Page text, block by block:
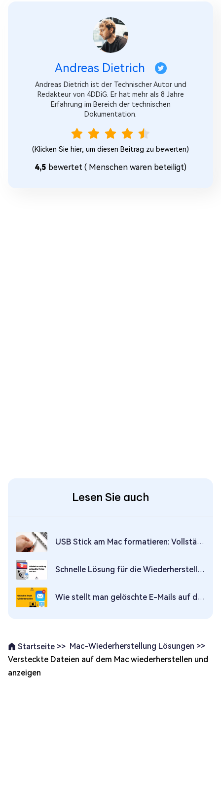
Andreas Dietrich
Andreas Dietrich ist der Technischer Autor und
Redakteur von 4DDiG. Er hat mehr als 8 Jahre
Erfahrung im Bereich der technischen
Dokumentation.
(Klicken Sie hier, um diesen Beitrag zu bewerten)
4,5 bewertet ( Menschen waren beteiligt)
Lesen Sie auch
USB Stick am Mac formatieren: Vollständige Anleitung 2026
Schnelle Lösung für die Wiederherstellung gelöschter Fotos auf Mac
Wie stellt man gelöschte E-Mails auf dem Mac wieder her? (2026)
Startseite >> Mac-Wiederherstellung Lösungen >>
Versteckte Dateien auf dem Mac wiederherstellen und
anzeigen